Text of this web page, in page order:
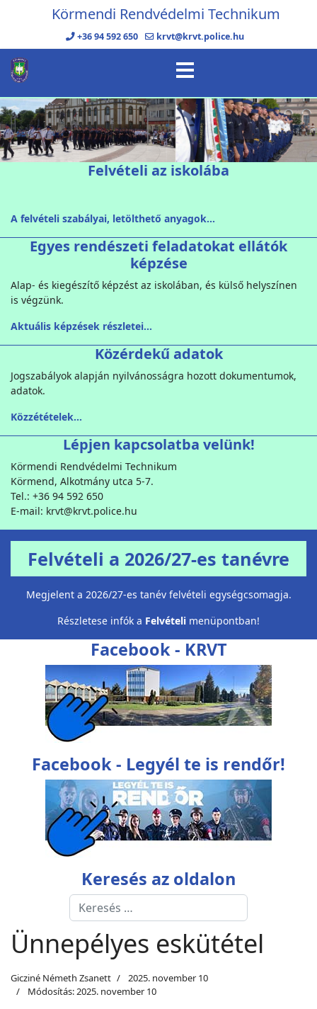
Körmendi Rendvédelmi Technikum
+36 94 592 650 krvt@krvt.police.hu
Felvételi az iskolába
A felvételi szabályai, letölthető anyagok...
Egyes rendészeti feladatokat ellátók
képzése
Alap- és kiegészítő képzést az iskolában, és külső helyszínen
is végzünk.
Aktuális képzések részletei...
Közérdekű adatok
Jogszabályok alapján nyilvánosságra hozott dokumentumok,
adatok.
Közzétételek...
Lépjen kapcsolatba velünk!
Körmendi Rendvédelmi Technikum
Körmend, Alkotmány utca 5-7.
Tel.: +36 94 592 650
E-mail: krvt@krvt.police.hu
Felvételi a 2026/27-es tanévre
Megjelent a 2026/27-es tanév felvételi egységcsomagja.
Részletese infók a Felvételi menüpontban!
Facebook - KRVT
Facebook - Legyél te is rendőr!
Keresés az oldalon
Keresés
Ünnepélyes eskütétel
Gicziné Németh Zsanett
2025. november 10
Módosítás: 2025. november 10